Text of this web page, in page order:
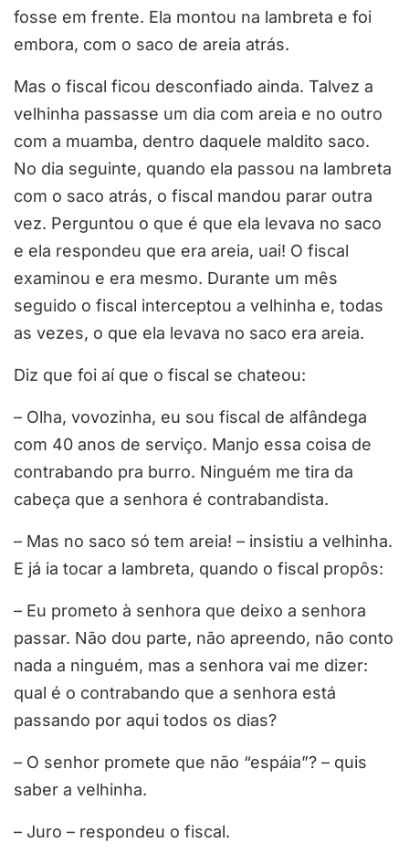
fosse em frente. Ela montou na lambreta e foi
embora, com o saco de areia atrás.
Mas o fiscal ficou desconfiado ainda. Talvez a
velhinha passasse um dia com areia e no outro
com a muamba, dentro daquele maldito saco.
No dia seguinte, quando ela passou na lambreta
com o saco atrás, o fiscal mandou parar outra
vez. Perguntou o que é que ela levava no saco
e ela respondeu que era areia, uai! O fiscal
examinou e era mesmo. Durante um mês
seguido o fiscal interceptou a velhinha e, todas
as vezes, o que ela levava no saco era areia.
Diz que foi aí que o fiscal se chateou:
– Olha, vovozinha, eu sou fiscal de alfândega
com 40 anos de serviço. Manjo essa coisa de
contrabando pra burro. Ninguém me tira da
cabeça que a senhora é contrabandista.
– Mas no saco só tem areia! – insistiu a velhinha.
E já ia tocar a lambreta, quando o fiscal propôs:
– Eu prometo à senhora que deixo a senhora
passar. Não dou parte, não apreendo, não conto
nada a ninguém, mas a senhora vai me dizer:
qual é o contrabando que a senhora está
passando por aqui todos os dias?
– O senhor promete que não “espáia”? – quis
saber a velhinha.
– Juro – respondeu o fiscal.